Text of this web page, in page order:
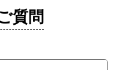
質問